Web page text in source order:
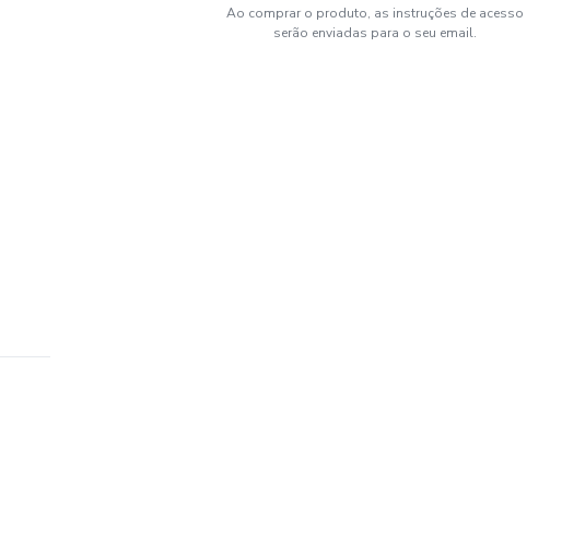
Ao comprar o produto, as instruções de acesso
serão enviadas para o seu email.